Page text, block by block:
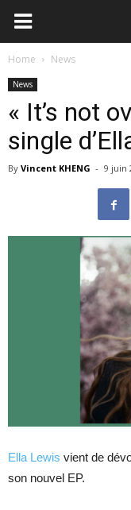
Home News
News
« It’s not
single
By Vincent KHENG - 9 juin
Ella Lewis vient de
son nouvel EP.